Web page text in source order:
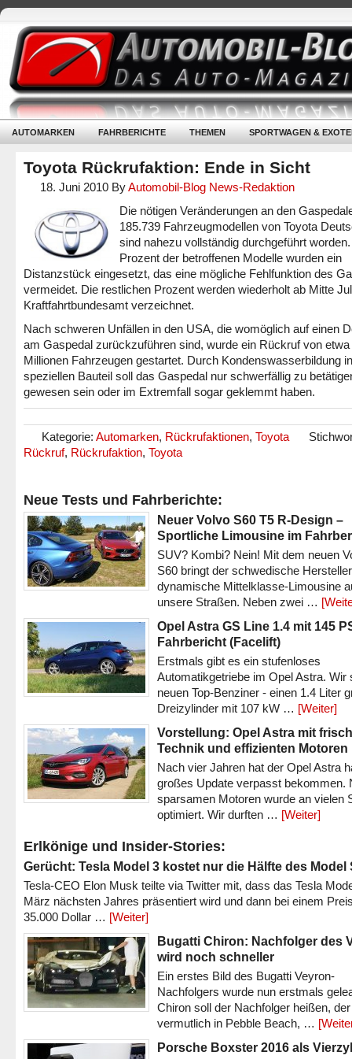
AUTOMARKEN FAHRBERICHTE THEMEN SPORTWAGEN &
Toyota Rückrufaktion: Ende in Sicht
18. Juni 2010 ByAutomobil-Blog News-Redaktion
Die nötigen Veränderungen an den
185.739 Fahrzeugmodellen von Toyota
sind nahezu vollständig durchgeführt
Prozent der betroffenen Modelle wurden ein
Distanzstück eingesetzt, das eine mögliche Fehlfunktion des
vermeidet. Die restlichen Prozent werden wiederholt ab Mitte
Kraftfahrtbundesamt verzeichnet.
Nach schweren Unfällen in den USA, die womöglich auf einen
am Gaspedal zurückzuführen sind, wurde ein Rückruf von etwa
Millionen Fahrzeugen gestartet. Durch Kondenswasserbildung
speziellen Bauteil soll das Gaspedal nur schwerfällig zu
gewesen sein oder im Extremfall sogar geklemmt haben.
Kategorie: Automarken, Rückrufaktionen, Toyota
Rückruf, Rückrufaktion, Toyota
Neue Tests und Fahrberichte:
Neuer Volvo S60 T5 R-Design –
Sportliche Limousine im
SUV? Kombi? Nein! Mit dem neuen
S60 bringt der schwedische
dynamische Mittelklasse-Limousine
unsere Straßen. Neben zwei …
Opel Astra GS Line 1.4 mit 145
Fahrbericht (Facelift)
Erstmals gibt es ein stufenloses
Automatikgetriebe im Opel Astra. Wir
neuen Top-Benziner - einen 1.4 Liter
Dreizylinder mit 107 kW … [Weiter]
Vorstellung: Opel Astra mit
Technik und effizienten Motoren
Nach vier Jahren hat der Opel Astra
großes Update verpasst bekommen.
sparsamen Motoren wurde an vielen
optimiert. Wir durften … [Weiter]
Erlkönige und Insider-Stories:
Gerücht: Tesla Model 3 kostet nur die Hälfte des Model
Tesla-CEO Elon Musk teilte via Twitter mit, dass das Tesla
März nächsten Jahres präsentiert wird und dann bei einem
35.000 Dollar … [Weiter]
Bugatti Chiron: Nachfolger des
wird noch schneller
Ein erstes Bild des Bugatti Veyron-
Nachfolgers wurde nun erstmals
Chiron soll der Nachfolger heißen, der
vermutlich in Pebble Beach, …
Porsche Boxster 2016 als